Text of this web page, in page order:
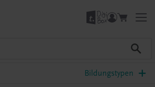
Bildungstypen